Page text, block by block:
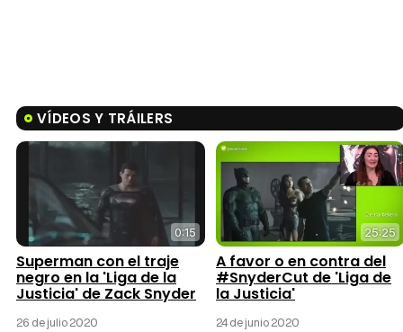
VÍDEOS Y TRÁILERS
0:15
Superman con el traje
negro en la 'Liga de la
Justicia' de Zack Snyder
26 de julio 2020
25:25
A favor o en contra del
#SnyderCut de 'Liga de
la Justicia'
24 de junio 2020